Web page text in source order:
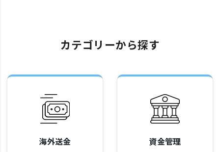
カテゴリーから探す
海外送金 資金管理